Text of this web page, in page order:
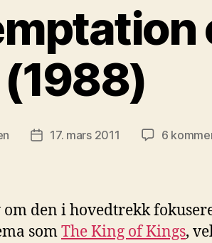
(1988)
Publiseringsdato
17. mars 2011 6
den i hovedtrekk
somThe King of Kings,